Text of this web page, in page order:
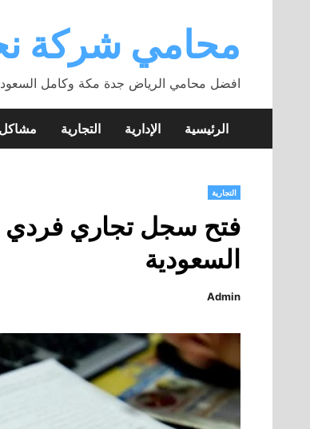
contentمحامي شركة
افضل محامي الرياض جدة مكة وكامل
الرئيسية الإدارية التجارية
التجارية
فتح سجل تجاري
السعودية
Admin